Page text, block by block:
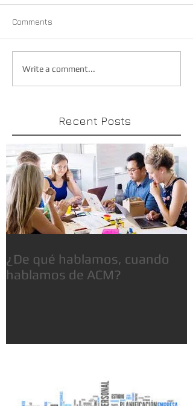
Comments
Write a comment...
Recent Posts
¿De qué hablamos, cuando
hablamos de ACM?